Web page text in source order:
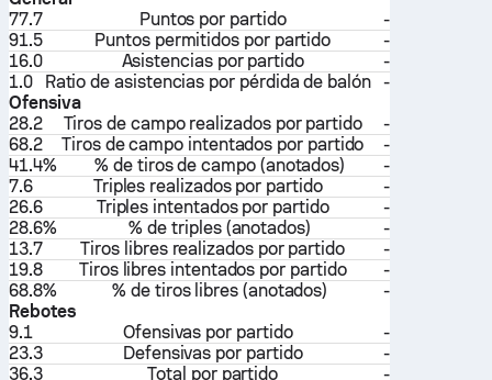
77.7
Puntos por partido
-
91.5
Puntos permitidos por partido
-
16.0
Asistencias por partido
-
1.0
Ratio de asistencias por pérdida de balón -
Ofensiva
28.2
Tiros de campo realizados por partido
-
68.2
Tiros de campo intentados por partido
-
41.4%
% de tiros de campo (anotados)
-
7.6
Triples realizados por partido
-
26.6
Triples intentados por partido
-
28.6%
% de triples (anotados)
-
13.7
Tiros libres realizados por partido
-
19.8
Tiros libres intentados por partido
-
68.8%
% de tiros libres (anotados)
-
Rebotes
9.1
Ofensivas por partido
-
23.3
Defensivas por partido
-
36.3
Total por partido
-